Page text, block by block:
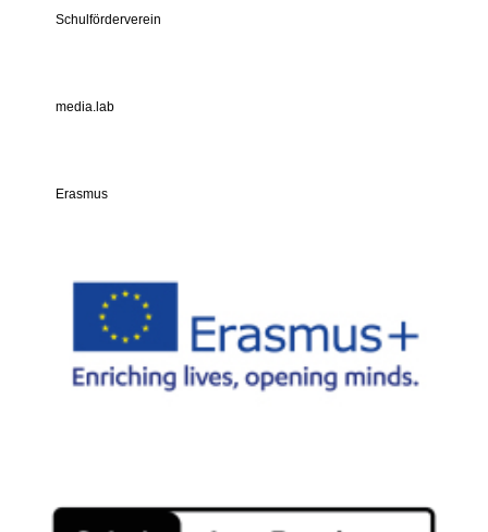
Schulförderverein
media.lab
Erasmus